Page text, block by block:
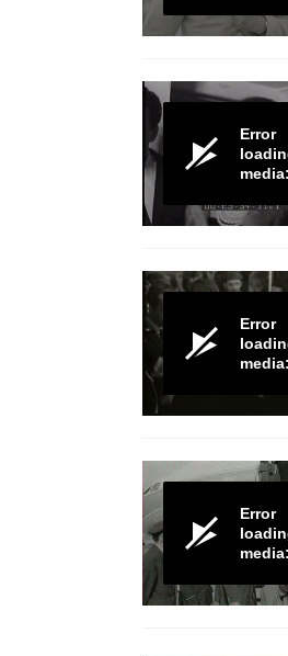
Error
media:
Error
media:
Error
media: